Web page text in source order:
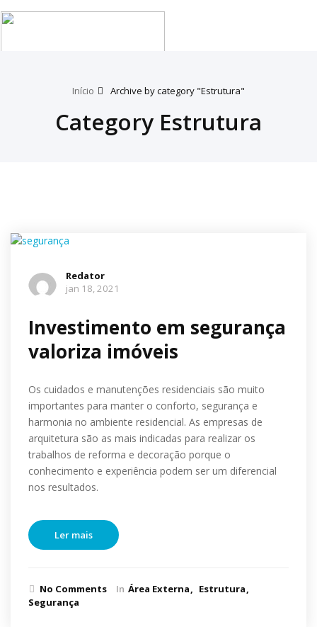
Início Archive by category "Estrutura"
Category Estrutura
Redator
jan 18, 2021
Investimento em segurança
valoriza imóveis
Os cuidados e manutenções residenciais são muito
importantes para manter o conforto, segurança e
harmonia no ambiente residencial. As empresas de
arquitetura são as mais indicadas para realizar os
trabalhos de reforma e decoração porque o
conhecimento e experiência podem ser um diferencial
nos resultados.
Ler mais
No Comments In Área Externa
Estrutura
Segurança